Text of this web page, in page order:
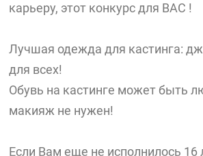
карьеру, этот конкурс для ВАС !
Лучшая одежда для кастинга:
для всех!
Обувь на кастинге может быть
макияж не нужен!
Если Вам еще не исполнилось 16